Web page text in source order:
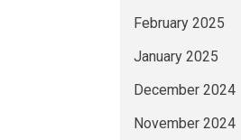
February 2025
January 2025
December 2024
November 2024